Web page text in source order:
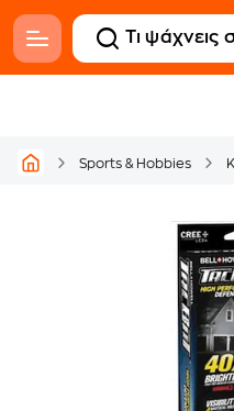
Sports & Hobbies